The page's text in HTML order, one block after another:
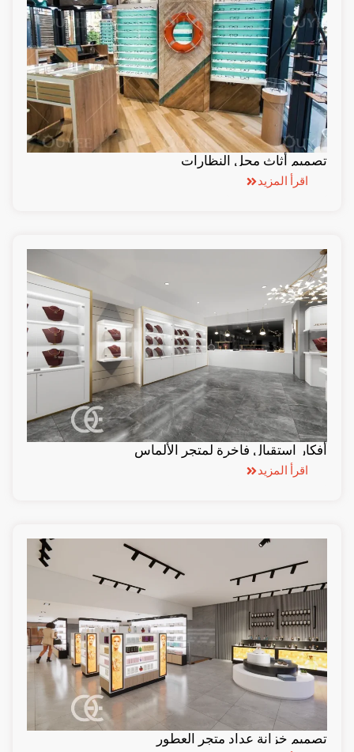
تصميم أثاث محل النظارات
اقرأ المزيد
أفكار استقبال فاخرة لمتجر الألماس
اقرأ المزيد
تصميم خزانة عداد متجر العطور